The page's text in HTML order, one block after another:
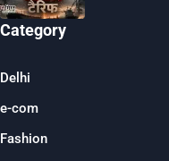
Category
Delhi
e-com
Fashion